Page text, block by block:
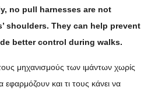
no pull harnesses are not
shoulders. They can help prevent
better control during walks.
μηχανισμούς των ιμάντων χωρίς
και τι τους κάνει να